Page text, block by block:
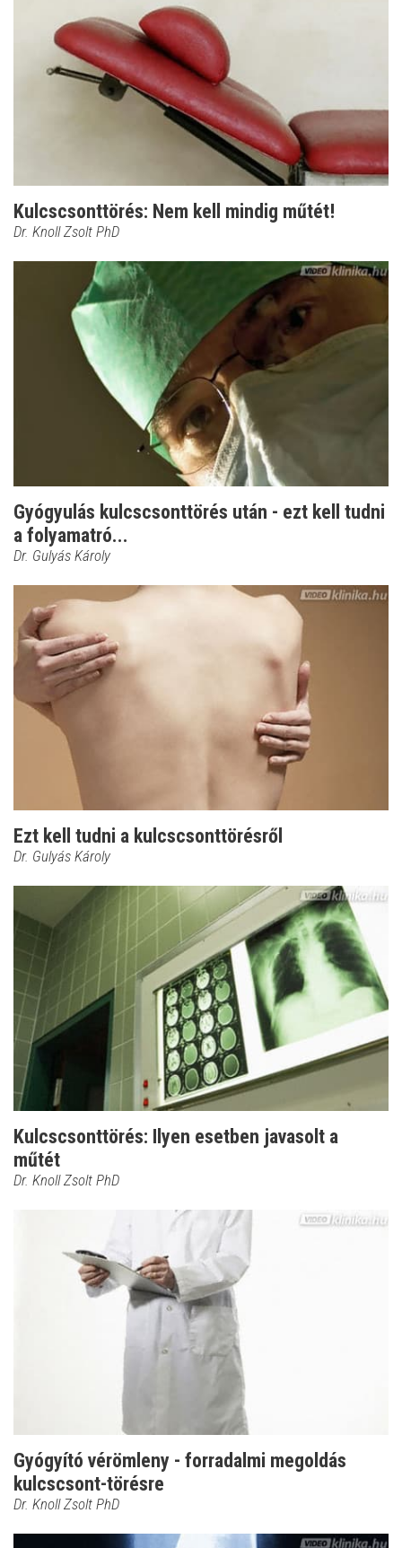
Kulcscsonttörés: Nem kell mindig műtét!
Dr. Knoll Zsolt PhD
Gyógyulás kulcscsonttörés után - ezt kell tudni
a folyamatró...
Dr. Gulyás Károly
Ezt kell tudni a kulcscsonttörésről
Dr. Gulyás Károly
Kulcscsonttörés: Ilyen esetben javasolt a
műtét
Dr. Knoll Zsolt PhD
Gyógyító vérömleny - forradalmi megoldás
kulcscsont-törésre
Dr. Knoll Zsolt PhD